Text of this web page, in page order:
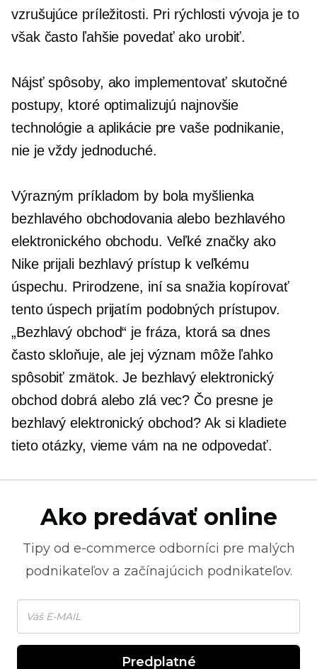
vzrušujúce príležitosti. Pri rýchlosti vývoja je to
však často ľahšie povedať ako urobiť.
Nájsť spôsoby, ako implementovať skutočné
postupy, ktoré optimalizujú najnovšie
technológie a aplikácie pre vaše podnikanie,
nie je vždy jednoduché.
Výrazným príkladom by bola myšlienka
bezhlavého obchodovania alebo bezhlavého
elektronického obchodu. Veľké značky ako
Nike prijali bezhlavý prístup k veľkému
úspechu. Prirodzene, iní sa snažia kopírovať
tento úspech prijatím podobných prístupov.
„Bezhlavý obchod“ je fráza, ktorá sa dnes
často skloňuje, ale jej význam môže ľahko
spôsobiť zmätok. Je bezhlavý elektronický
obchod dobrá alebo zlá vec? Čo presne je
bezhlavý elektronický obchod? Ak si kladiete
tieto otázky, vieme vám na ne odpovedať.
Ako predávať online
Tipy od e-commerce odborníci pre malých
podnikateľov a začínajúcich podnikateľov.
Predplatné